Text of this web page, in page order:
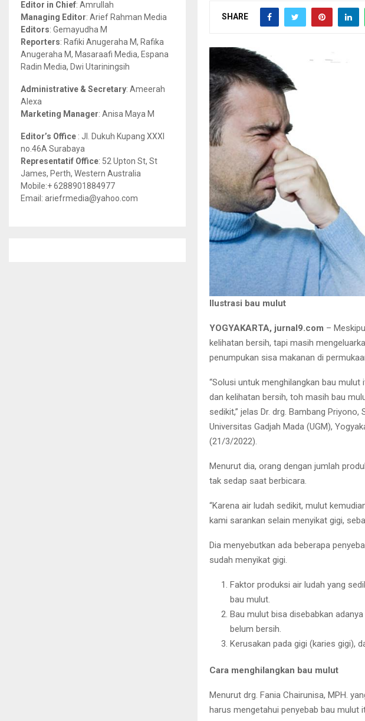
SHARE
Ilustrasi bau mulut
YOGYAKARTA, jurnal9.com –
kelihatan bersih, tapi masih
penumpukan sisa makanan di
“Solusi untuk menghilangkan bau
dan kelihatan bersih, toh masih bau
sedikit,” jelas Dr. drg. Bambang
Universitas Gadjah Mada (UGM),
(21/3/2022).
Menurut dia, orang dengan jumlah
tak sedap saat berbicara.
“Karena air ludah sedikit, mulut
kami sarankan selain menyikat gigi,
Dia menyebutkan ada beberapa
sudah menyikat gigi.
Faktor produksi air ludah yang
bau mulut.
Bau mulut bisa disebabkan
belum bersih.
Kerusakan pada gigi (karies gigi),
Cara menghilangkan bau mulut
Menurut drg. Fania Chairunisa, MPH.
harus mengetahui penyebab bau mulut
r
:
R
H
Editor in Chief: Amrullah
Managing Editor: Arief Rahman Media
Editors: Gemayudha M
Reporters: Rafiki Anugeraha M, Rafika
Anugeraha M, Masaraafi Media, Espana
Radin Media, Dwi Utariningsih
Administrative & Secretary: Ameerah
Alexa
Marketing Manager: Anisa Maya M
Editor’s Office : Jl. Dukuh Kupang XXXI
no.46A Surabaya
Representatif Office: 52 Upton St, St
James, Perth, Western Australia
Mobile:+ 6288901884977
Email: ariefrmedia@yahoo.com